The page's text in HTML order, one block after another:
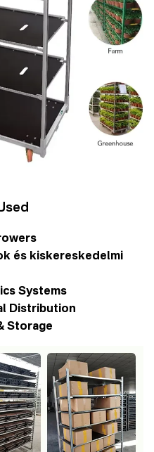
és kiskereskedelmi
Systems
Distribution
Storage